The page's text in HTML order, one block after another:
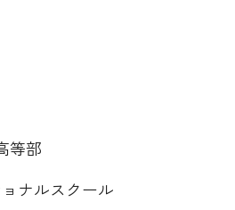
等部
ナルスクール